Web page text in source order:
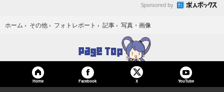
Sponsored by
ホーム › その他 › フォトレポート › 記事 › 写真・画像
Home Facebook X YouTube